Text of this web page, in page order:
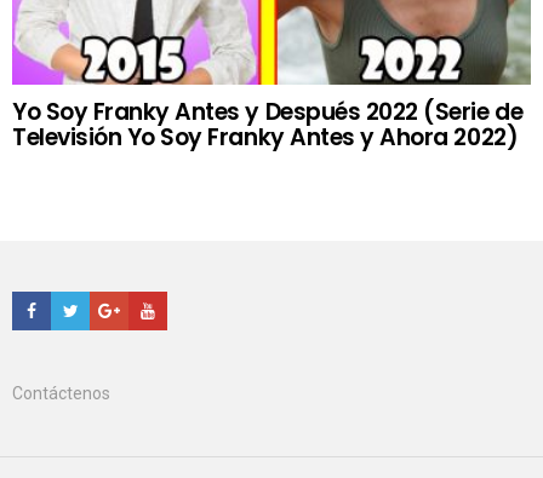
Yo Soy Franky Antes y Después 2022 (Serie de
Televisión Yo Soy Franky Antes y Ahora 2022)
Facebook
TwitterGoogle+Youtube
Contáctenos